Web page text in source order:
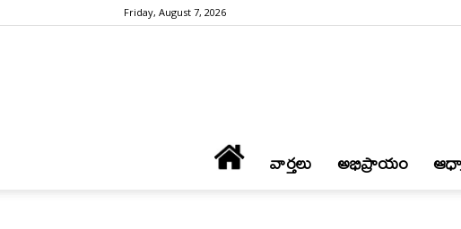
Friday, August 7, 2026
వార్త‌లు అభిప్రాయం